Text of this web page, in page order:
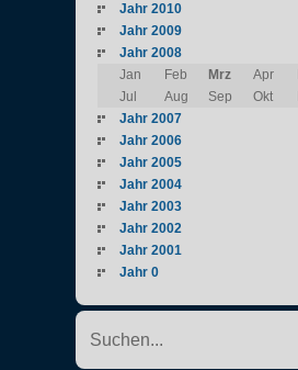
Jahr 2010
Jahr 2009
Jahr 2008
Jan
Feb Mrz Apr
Jul
Aug Sep Okt
Jahr 2007
Jahr 2006
Jahr 2005
Jahr 2004
Jahr 2003
Jahr 2002
Jahr 2001
Jahr 0